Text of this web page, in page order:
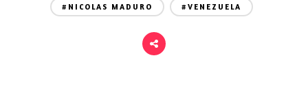
#NICOLAS MADURO #VENEZUELA